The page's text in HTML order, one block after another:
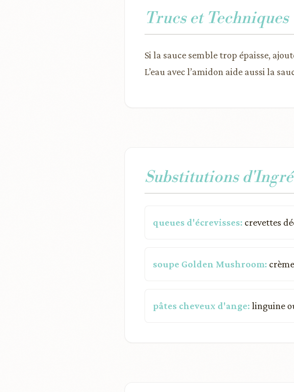
Trucs et Techniques
Si la sauce semble trop épaisse,
L’eau avec l’amidon aide aussi la
Substitutions
queues d'écrevisses: crevettes
soupe Golden Mushroom:
pâtes cheveux d'ange: linguine